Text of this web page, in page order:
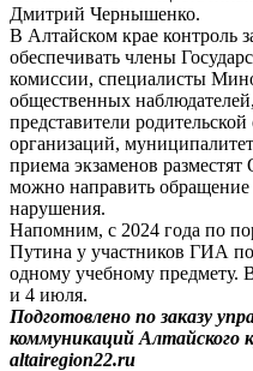
Дмитрий Чернышенко.
В Алтайском крае контроль
обеспечивать члены
комиссии, специалисты
общественных
представители
организаций,
приема экзаменов
можно направить
нарушения.
Напомним, с 2024 года по
Путина у участников ГИА
одному учебному предмету.
и 4 июля.
Подготовлено по заказу
коммуникаций Алтайского
altairegion22.ru